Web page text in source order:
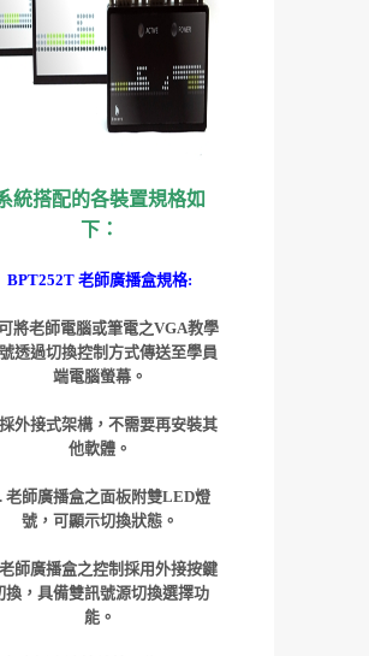
統搭配的各裝置規格如
下：
BPT252T 老師廣播盒規格:
將老師電腦或筆電之VGA教學
透過切換控制方式傳送至學員
端電腦螢幕。
外接式架構，不需要再安裝其
他軟體。
老師廣播盒之面板附雙LED燈
號，可顯示切換狀態。
師廣播盒之控制採用外接按鍵
換 ，具備雙訊號源切換選擇功
能 。